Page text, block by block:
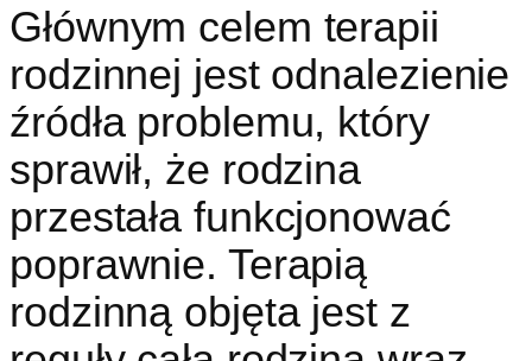
Głównym celem terapii
rodzinnej jest odnalezienie
źródła problemu, który
sprawił, że rodzina
przestała funkcjonować
poprawnie. Terapią
rodzinną objęta jest z